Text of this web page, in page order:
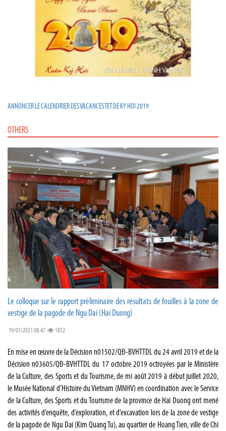
ANNONCER LE CALENDRIER DES VACANCES TET DE KY HOI 2019
OTHERS
Le colloque sur le rapport préliminaire des résultats de fouilles à la zone de
vestige de la pagode de Ngu Dai (Hai Duong)
19/01/2021 08:47 1852
En mise en œuvre de la Décision n01502/QĐ-BVHTTDL du 24 avril 2019 et de la
Décision n03605/QĐ-BVHTTDL du 17 octobre 2019 octroyées par le Ministère
de la Culture, des Sports et du Tourisme, de mi août 2019 à début juillet 2020,
le Musée National d’Histoire du Vietnam (MNHV) en coordination avec le Service
de la Culture, des Sports et du Tourisme de la province de Hai Duong ont mené
des activités d’enquête, d’exploration, et d’excavation lors de la zone de vestige
de la pagode de Ngu Dai (Kim Quang Tu), au quartier de Hoang Tien, ville de Chi